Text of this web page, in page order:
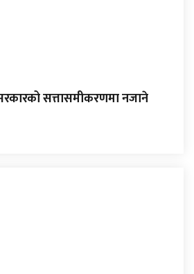
सत्तासमीकरणमा नजाने